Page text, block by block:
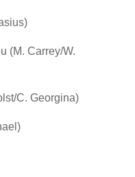
(M. Carrey/W.
C. Georgina)